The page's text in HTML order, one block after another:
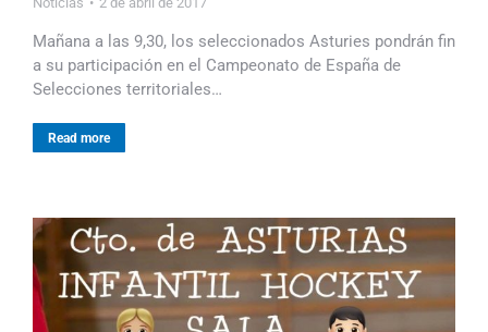
Mañana a las 9,30, los seleccionados Asturies pondrán fin
a su participación en el Campeonato de España de
Selecciones territoriales…
Read more